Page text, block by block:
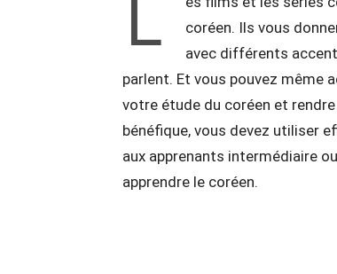
L
coréen. Ils vous
avec différents
parlent. Et vous pouvez même
votre étude du coréen et
bénéfique, vous devez utiliser
aux apprenants intermédiaire
apprendre le coréen.